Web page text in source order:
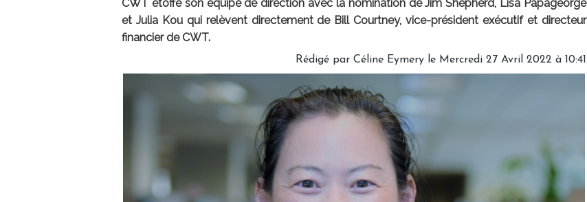
CWT étoffe son équipe de direction avec la nomination de Jim Shepherd, Lisa Papageorge
et Julia Kou qui relèvent directement de Bill Courtney, vice-président exécutif et directeur
financier de CWT.
Rédigé par Céline Eymery le Mercredi 27 Avril 2022 à 10:41